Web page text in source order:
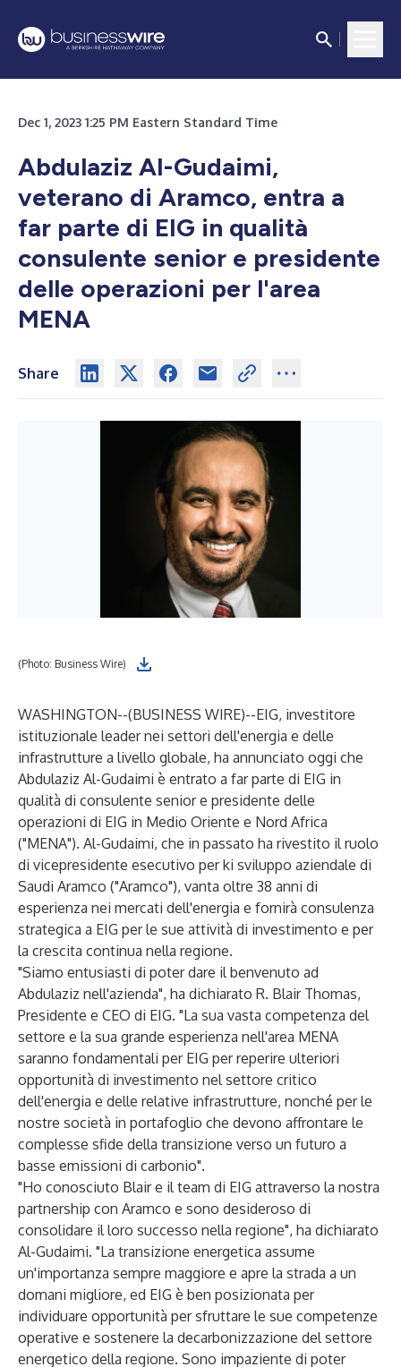
Dec 1, 2023 1:25 PM Eastern Standard Time
Abdulaziz Al-Gudaimi,
veterano di Aramco, entra a
far parte di EIG in qualità
consulente senior e presidente
delle operazioni per l'area
MENA
Share
(Photo: Business Wire)
WASHINGTON--(BUSINESS WIRE)--EIG, investitore
istituzionale leader nei settori dell'energia e delle
infrastrutture a livello globale, ha annunciato oggi che
Abdulaziz Al-Gudaimi è entrato a far parte di EIG in
qualità di consulente senior e presidente delle
operazioni di EIG in Medio Oriente e Nord Africa
("MENA"). Al-Gudaimi, che in passato ha rivestito il ruolo
di vicepresidente esecutivo per ki sviluppo aziendale di
Saudi Aramco ("Aramco"), vanta oltre 38 anni di
esperienza nei mercati dell'energia e fornirà consulenza
strategica a EIG per le sue attività di investimento e per
la crescita continua nella regione.
"Siamo entusiasti di poter dare il benvenuto ad
Abdulaziz nell'azienda", ha dichiarato R. Blair Thomas,
Presidente e CEO di EIG. "La sua vasta competenza del
settore e la sua grande esperienza nell'area MENA
saranno fondamentali per EIG per reperire ulteriori
opportunità di investimento nel settore critico
dell'energia e delle relative infrastrutture, nonché per le
nostre società in portafoglio che devono affrontare le
complesse sfide della transizione verso un futuro a
basse emissioni di carbonio".
"Ho conosciuto Blair e il team di EIG attraverso la nostra
partnership con Aramco e sono desideroso di
consolidare il loro successo nella regione", ha dichiarato
Al-Gudaimi. "La transizione energetica assume
un'importanza sempre maggiore e apre la strada a un
domani migliore, ed EIG è ben posizionata per
individuare opportunità per sfruttare le sue competenze
operative e sostenere la decarbonizzazione del settore
energetico della regione. Sono impaziente di poter